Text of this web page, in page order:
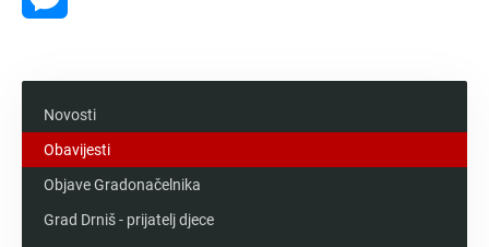
Novosti
Obavijesti
Objave Gradonačelnika
Grad Drniš - prijatelj djece